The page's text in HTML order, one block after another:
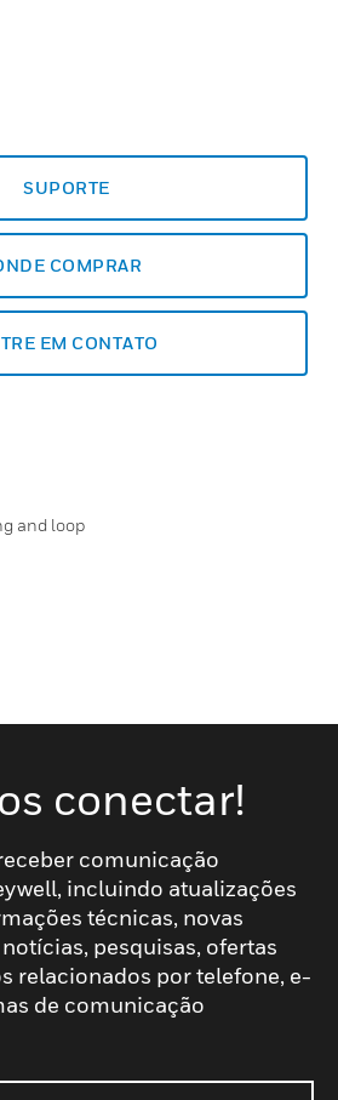
SUPORTE
COMPRAR
EM CONTATO
and loop
conectar!
comunicação
incluindo atualizações
técnicas, novas
pesquisas, ofertas
relacionados por telefone, e-
de comunicação